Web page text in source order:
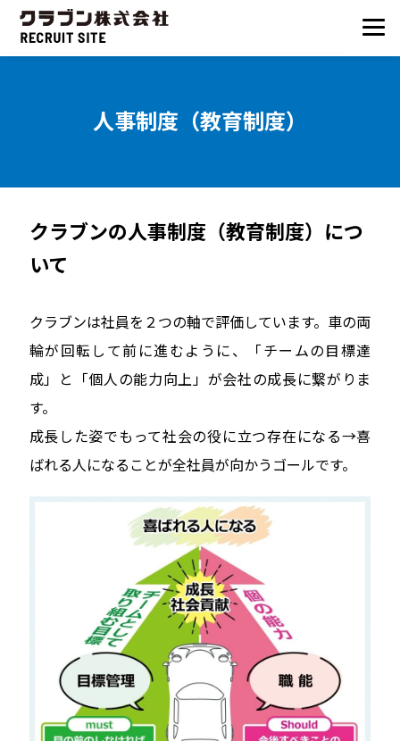
人事制度（教育制度）
クラブンの人事制度（教育制度）につ
いて
クラブンは社員を２つの軸で評価しています。車の両
輪が回転して前に進むように、「チームの目標達
成」と「個人の能力向上」が会社の成長に繋がりま
す。
成長した姿でもって社会の役に立つ存在になる→喜
ばれる人になることが全社員が向かうゴールです。